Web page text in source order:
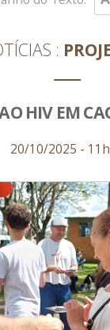
HIV EM
20/10/2025 -